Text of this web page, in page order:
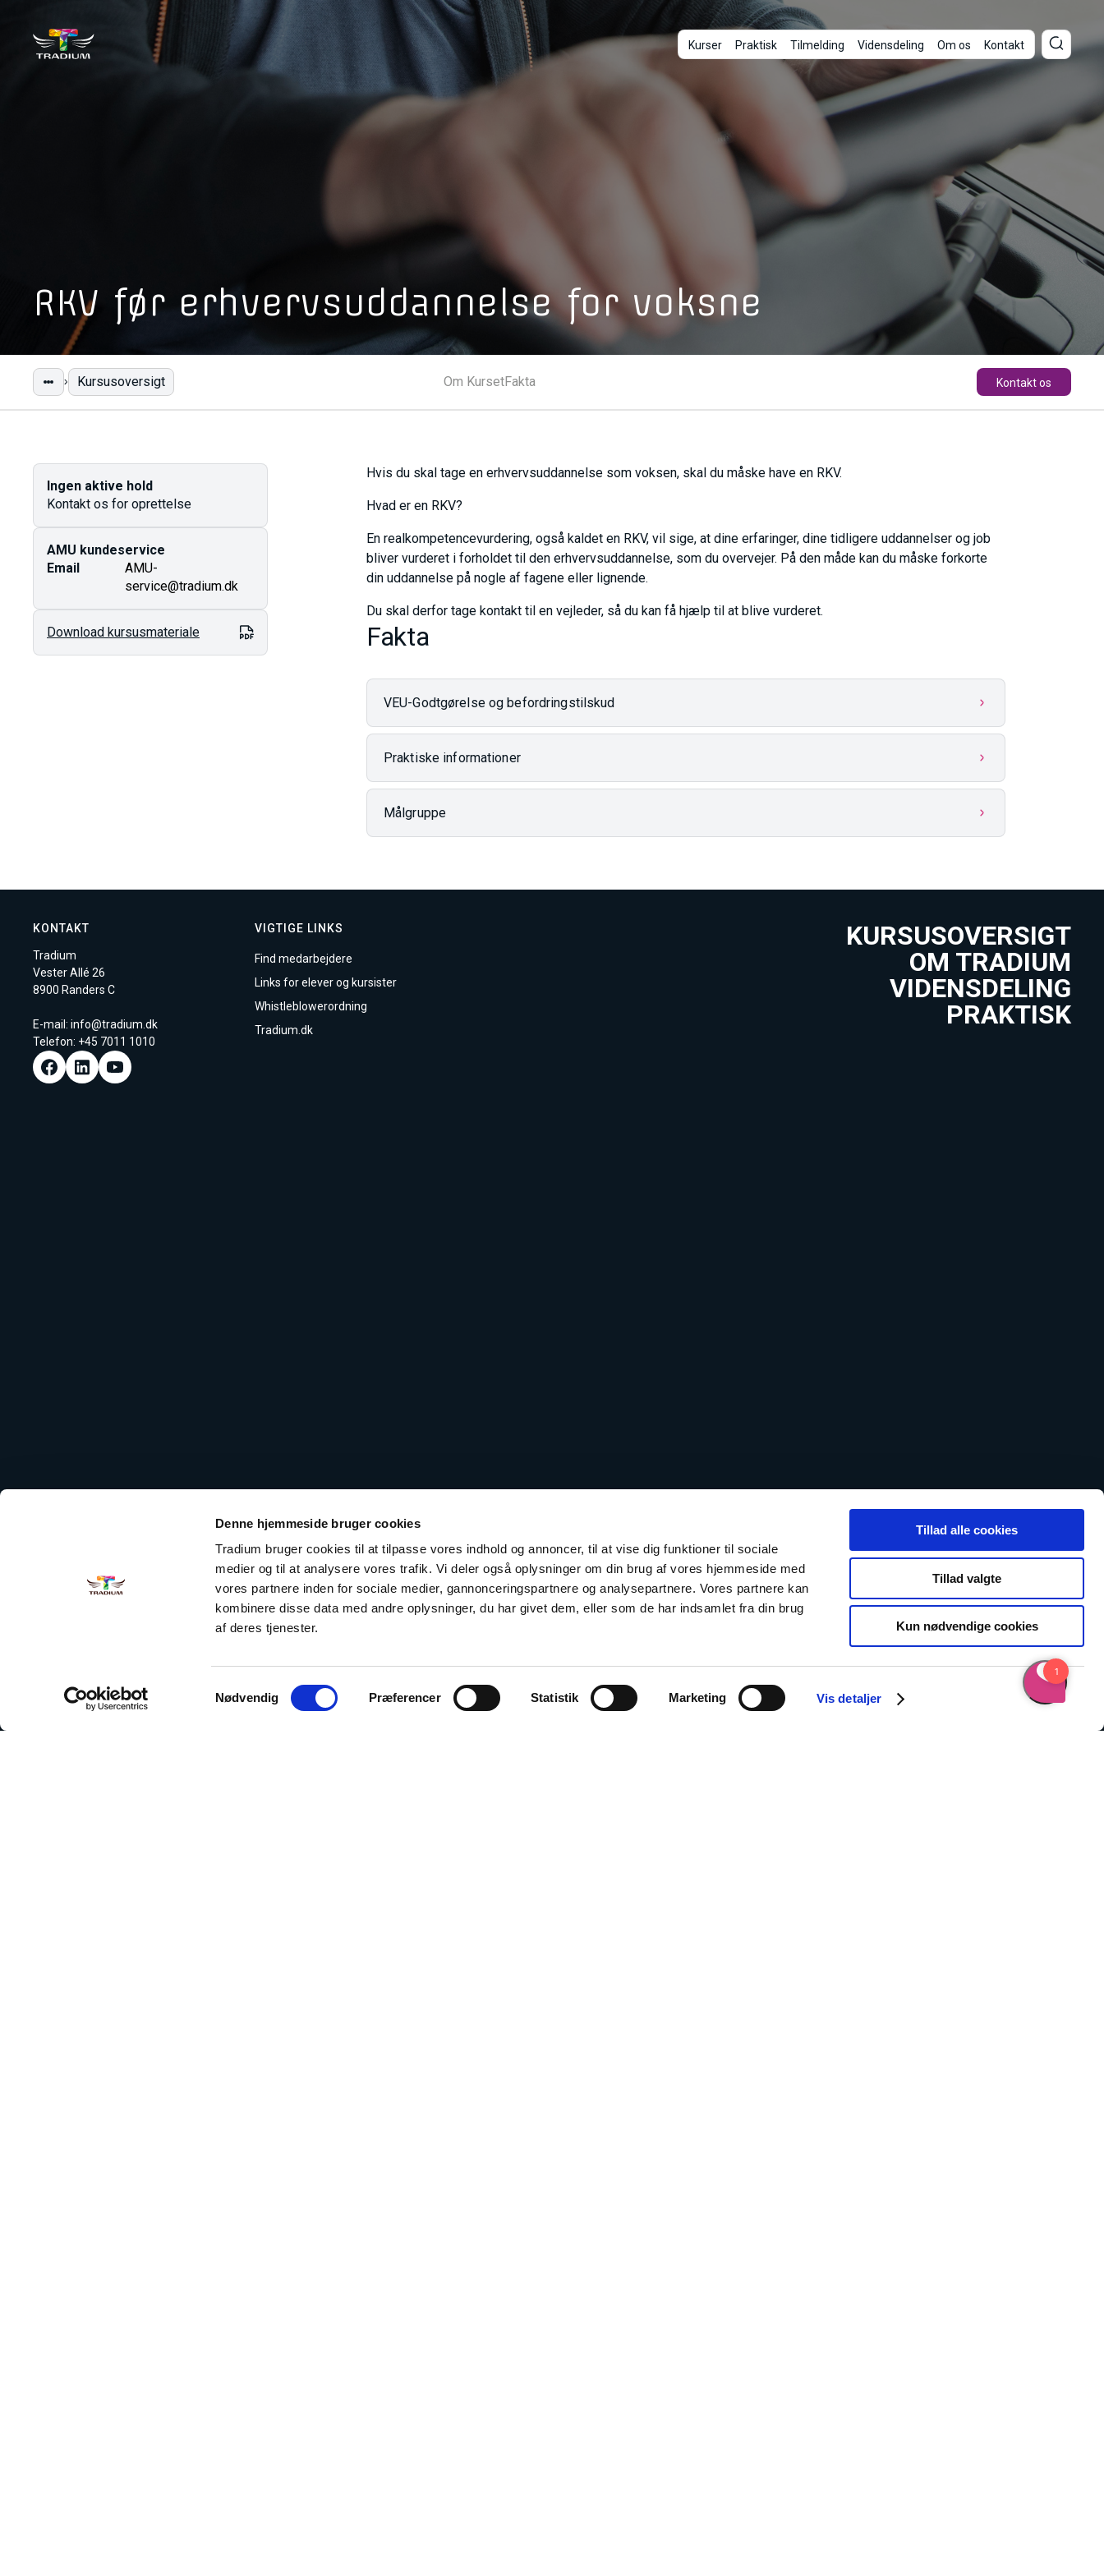
Denne hjemmeside bruger cookies
Tradium bruger cookies til at tilpasse vores indhold og annoncer, til at vise dig funktioner til sociale
medier og til at analysere vores trafik. Vi deler også oplysninger om din brug af vores hjemmeside med
vores partnere inden for sociale medier, gannonceringspartnere og analysepartnere. Vores partnere kan
kombinere disse data med andre oplysninger, du har givet dem, eller som de har indsamlet fra din brug
af deres tjenester.
Samtykkevalg
Nødvendig Præferencer Statistik Marketing Vis detaljer
Tillad alle cookies
Tillad valgte
Kun nødvendige cookies
Kurser Praktisk Tilmelding Vidensdeling Om os Kontakt
RKV før erhvervsuddannelse for voksne
Kursusoversigt Om KursetFakta Kontakt os
Ingen aktive hold
Kontakt os for oprettelse
AMU kundeservice
Email
AMU-
service@tradium.dk
Download kursusmateriale
Hvis du skal tage en erhvervsuddannelse som voksen, skal du måske have en RKV.
Hvad er en RKV?
En realkompetencevurdering, også kaldet en RKV, vil sige, at dine erfaringer, dine tidligere uddannelser og job
bliver vurderet i forholdet til den erhvervsuddannelse, som du overvejer. På den måde kan du måske forkorte
din uddannelse på nogle af fagene eller lignende.
Du skal derfor tage kontakt til en vejleder, så du kan få hjælp til at blive vurderet.
Fakta
VEU-Godtgørelse og befordringstilskud
Praktiske informationer
Målgruppe
KONTAKT
Tradium
Vester Allé 26
8900 Randers C
E-mail: info@tradium.dk
Telefon: +45 7011 1010
VIGTIGE LINKS
Find medarbejdere
Links for elever og kursister
Whistleblowerordning
Tradium.dk
KURSUSOVERSIGT
OM TRADIUM
VIDENSDELING
PRAKTISK